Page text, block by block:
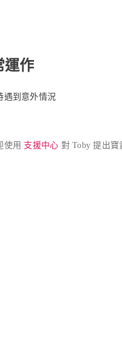
運作
遇到意外情況
使用 支援中心 對 Toby 提出寶